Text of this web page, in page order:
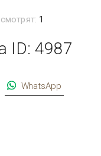
1
ID: 4987
WhatsApp